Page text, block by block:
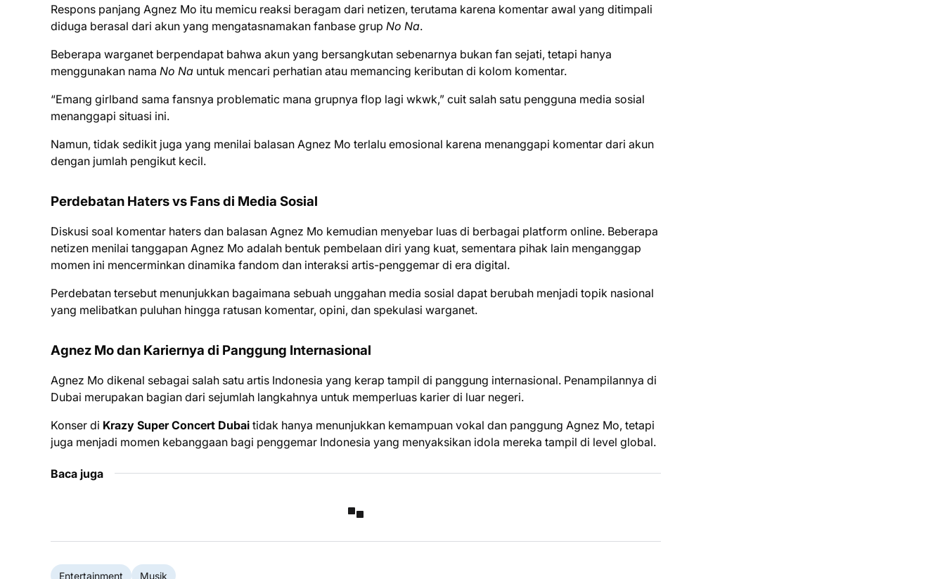
Respons panjang Agnez Mo itu memicu reaksi beragam dari netizen, terutama karena komentar awal yang ditimpali
diduga berasal dari akun yang mengatasnamakan fanbase grup No Na.
Beberapa warganet berpendapat bahwa akun yang bersangkutan sebenarnya bukan fan sejati, tetapi hanya
menggunakan nama No Na untuk mencari perhatian atau memancing keributan di kolom komentar.
“Emang girlband sama fansnya problematic mana grupnya flop lagi wkwk,” cuit salah satu pengguna media sosial
menanggapi situasi ini.
Namun, tidak sedikit juga yang menilai balasan Agnez Mo terlalu emosional karena menanggapi komentar dari akun
dengan jumlah pengikut kecil.
Perdebatan Haters vs Fans di Media Sosial
Diskusi soal komentar haters dan balasan Agnez Mo kemudian menyebar luas di berbagai platform online. Beberapa
netizen menilai tanggapan Agnez Mo adalah bentuk pembelaan diri yang kuat, sementara pihak lain menganggap
momen ini mencerminkan dinamika fandom dan interaksi artis-penggemar di era digital.
Perdebatan tersebut menunjukkan bagaimana sebuah unggahan media sosial dapat berubah menjadi topik nasional
yang melibatkan puluhan hingga ratusan komentar, opini, dan spekulasi warganet.
Agnez Mo dan Kariernya di Panggung Internasional
Agnez Mo dikenal sebagai salah satu artis Indonesia yang kerap tampil di panggung internasional. Penampilannya di
Dubai merupakan bagian dari sejumlah langkahnya untuk memperluas karier di luar negeri.
Konser di Krazy Super Concert Dubai tidak hanya menunjukkan kemampuan vokal dan panggung Agnez Mo, tetapi
juga menjadi momen kebanggaan bagi penggemar Indonesia yang menyaksikan idola mereka tampil di level global.
Baca juga
Entertainment Musik